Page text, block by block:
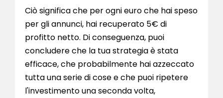
Ciò significa che per ogni euro che hai speso
per gli annunci, hai recuperato 5€ di
profitto netto. Di conseguenza, puoi
concludere che la tua strategia è stata
efficace, che probabilmente hai azzeccato
tutta una serie di cose e che puoi ripetere
l'investimento una seconda volta,